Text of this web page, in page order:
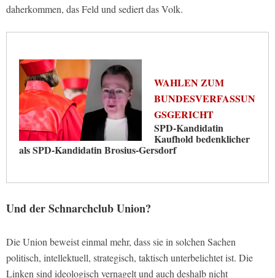
daherkommen, das Feld und sediert das Volk.
WAHLEN ZUM
BUNDESVERFASSUN
GSGERICHT
SPD-Kandidatin
Kaufhold bedenklicher
als SPD-Kandidatin Brosius-Gersdorf
Und der Schnarchclub Union?
Die Union beweist einmal mehr, dass sie in solchen Sachen
politisch, intellektuell, strategisch, taktisch unterbelichtet ist. Die
Linken sind ideologisch vernagelt und auch deshalb nicht